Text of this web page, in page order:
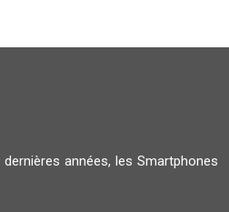
années, les Smartphones